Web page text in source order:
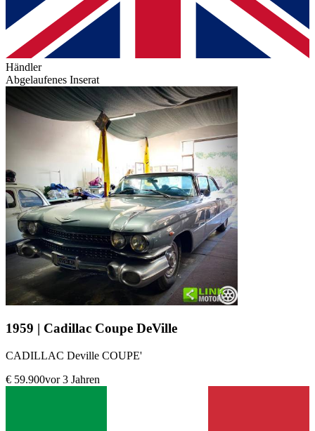
Händler
Abgelaufenes Inserat
1959 | Cadillac Coupe DeVille
CADILLAC Deville COUPE'
€ 59.900vor 3 Jahren